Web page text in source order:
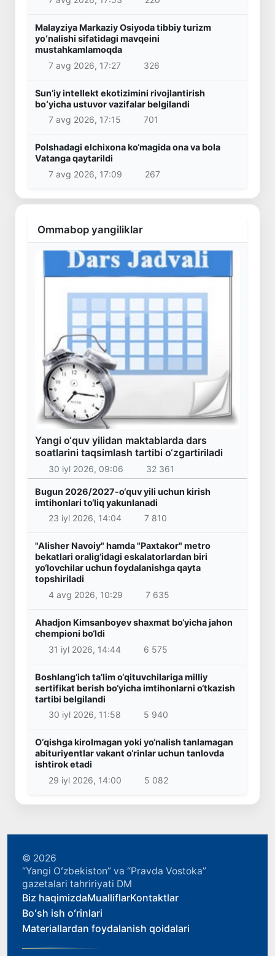
Malayziya Markaziy Osiyoda tibbiy turizm
yoʻnalishi sifatidagi mavqeini
mustahkamlamoqda
7 avg 2026, 17:27
326
Sunʼiy intellekt ekotizimini rivojlantirish
boʻyicha ustuvor vazifalar belgilandi
7 avg 2026, 17:15
701
Polshadagi elchixona ko‘magida ona va bola
Vatanga qaytarildi
7 avg 2026, 17:09
267
Ommabop yangiliklar
Yangi o‘quv yilidan maktablarda dars
soatlarini taqsimlash tartibi o‘zgartiriladi
30 iyl 2026, 09:06 32 361
Bugun 2026/2027-o‘quv yili uchun kirish
imtihonlari to‘liq yakunlanadi
23 iyl 2026, 14:04
7 810
"Alisher Navoiy" hamda "Paxtakor" metro
bekatlari oralig‘idagi eskalatorlardan biri
yo‘lovchilar uchun foydalanishga qayta
topshiriladi
4 avg 2026, 10:29
7 635
Ahadjon Kimsanboyev shaxmat bo‘yicha jahon
chempioni bo‘ldi
31 iyl 2026, 14:44
6 575
Boshlang‘ich ta’lim o‘qituvchilariga milliy
sertifikat berish bo‘yicha imtihonlarni o‘tkazish
tartibi belgilandi
30 iyl 2026, 11:58
5 940
O‘qishga kirolmagan yoki yo‘nalish tanlamagan
abituriyentlar vakant o‘rinlar uchun tanlovda
ishtirok etadi
29 iyl 2026, 14:00
5 082
© 2026
“Yangi Oʻzbekiston” va “Pravda Vostoka”
gazetalari tahririyati DM
Biz haqimizdaMualliflarKontaktlar
Boʻsh ish oʻrinlari
Materiallardan foydalanish qoidalari